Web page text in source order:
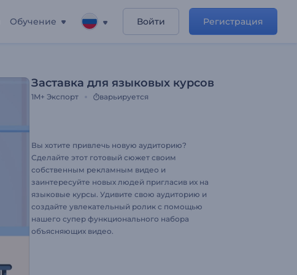
Обучение Войти Регистрация
Заставка для языковых курсов
1M+ Экспорт варьируется
Вы хотите привлечь новую аудиторию?
Сделайте этот готовый сюжет своим
собственным рекламным видео и
заинтересуйте новых людей пригласив их на
языковые курсы. Удивите свою аудиторию и
создайте увлекательный ролик с помощью
нашего супер функционального набора
объясняющих видео.